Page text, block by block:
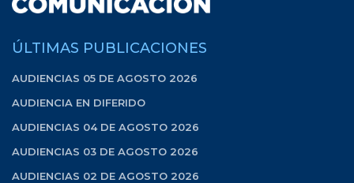
ÚLTIMAS PUBLICACIONES
AUDIENCIAS 05 DE AGOSTO 2026
AUDIENCIA EN DIFERIDO
AUDIENCIAS 04 DE AGOSTO 2026
AUDIENCIAS 03 DE AGOSTO 2026
AUDIENCIAS 02 DE AGOSTO 2026